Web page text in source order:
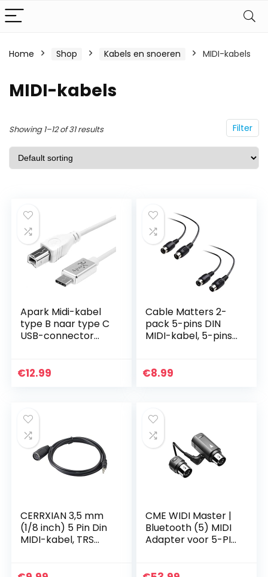
Home Shop Kabels en snoeren MIDI-kabels
MIDI-kabels
Filter
Showing 1–12 of 31 results
Apark Midi-kabel
type B naar type C
USB-connector
kabel voor
€12.99
Cable Matters 2-
pack 5-pins DIN
MIDI-kabel, 5-pins
€8.99
CERRXIAN 3,5 mm
(1/8 inch) 5 Pin Din
MIDI-kabel, TRS
CME WIDI Master |
Bluetooth (5) MIDI
Adapter voor 5-PIN